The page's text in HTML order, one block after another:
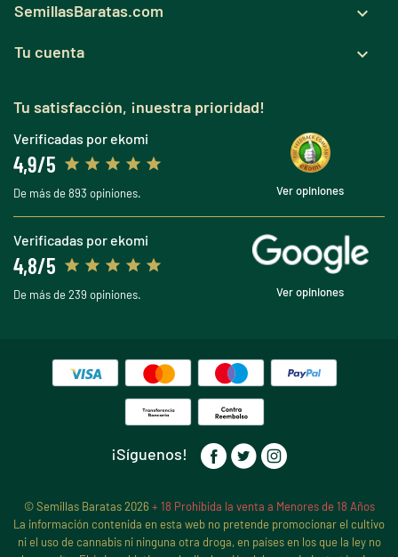
SemillasBaratas.com 
Tu cuenta 
Tu satisfacción, ¡nuestra prioridad!
Verificadas por ekomi
4,9/5
De más de 893 opiniones. Ver opiniones
Verificadas por ekomi
4,8/5
De más de 239 opiniones. Ver opiniones
¡Síguenos!
© Semillas Baratas 2026 + 18 Prohibida la venta a Menores de 18 Años
La información contenida en esta web no pretende promocionar el cultivo
ni el uso de cannabis ni ninguna otra droga, en países en los que la ley no